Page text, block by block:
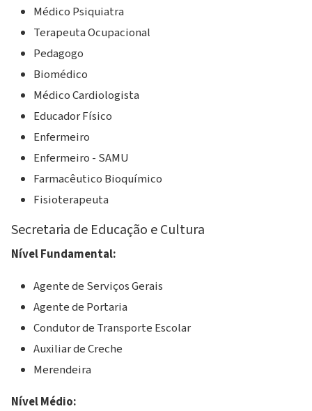
Médico Psiquiatra
Terapeuta Ocupacional
Pedagogo
Biomédico
Médico Cardiologista
Educador Físico
Enfermeiro
Enfermeiro - SAMU
Farmacêutico Bioquímico
Fisioterapeuta
Secretaria de Educação e Cultura
Nível Fundamental:
Agente de Serviços Gerais
Agente de Portaria
Condutor de Transporte Escolar
Auxiliar de Creche
Merendeira
Nível Médio: